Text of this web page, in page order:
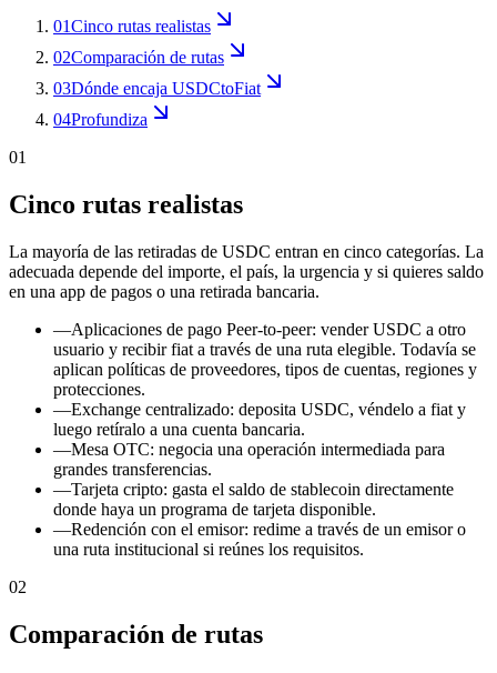
01Cinco rutas realistas
02Comparación de rutas
03Dónde encaja USDCtoFiat
04Profundiza
01
Cinco rutas realistas
La mayoría de las retiradas de USDC entran en cinco categorías. La
adecuada depende del importe, el país, la urgencia y si quieres saldo
en una app de pagos o una retirada bancaria.
—Aplicaciones de pago Peer-to-peer: vender USDC a otro
usuario y recibir fiat a través de una ruta elegible. Todavía se
aplican políticas de proveedores, tipos de cuentas, regiones y
protecciones.
—Exchange centralizado: deposita USDC, véndelo a fiat y
luego retíralo a una cuenta bancaria.
—Mesa OTC: negocia una operación intermediada para
grandes transferencias.
—Tarjeta cripto: gasta el saldo de stablecoin directamente
donde haya un programa de tarjeta disponible.
—Redención con el emisor: redime a través de un emisor o
una ruta institucional si reúnes los requisitos.
02
Comparación de rutas